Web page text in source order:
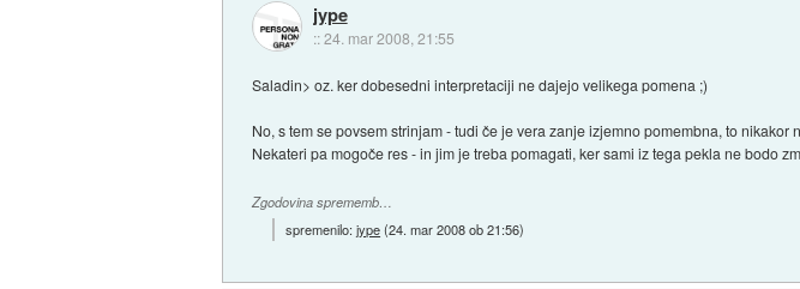
jype
::24. mar 2008, 21:55
Saladin> oz. ker dobesedni interpretaciji ne dajejo velikega pomena ;)
No, s tem se povsem strinjam - tudi če je vera zanje izjemno pomembna, to
Nekateri pa mogoče res - in jim je treba pomagati, ker sami iz tega pekla ne bodo
Zgodovina sprememb…
spremenilo:jype(24. mar 2008 ob 21:56)